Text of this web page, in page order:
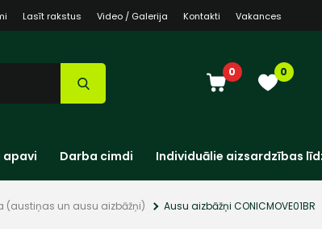
Lasīt rakstus Video / Galerija Kontakti Vakances
0 0
apavi Darba cimdi Individuālie aizsardzības
(austiņas un ausu aizbāžņi) Ausu aizbāžņi CONICMOVE01BR